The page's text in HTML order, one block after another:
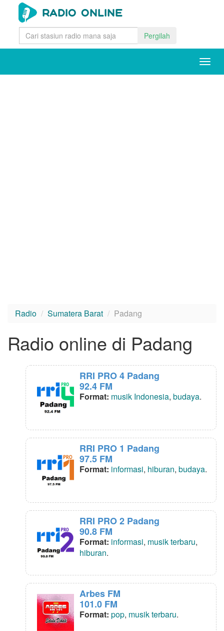
Pergilah
Radio Sumatera Barat Padang
Radio online di Padang
RRI PRO 4 Padang
92.4 FM
Format: musik Indonesia, budaya.
RRI PRO 1 Padang
97.5 FM
Format: informasi, hiburan, budaya.
RRI PRO 2 Padang
90.8 FM
Format: informasi, musik terbaru,
hiburan.
Arbes FM
101.0 FM
Format: pop, musik terbaru.